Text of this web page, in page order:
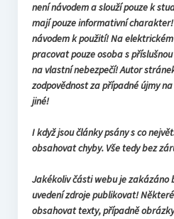
není návodem a slouží pouze k
mají pouze informativní
návodem k použití! Na
pracovat pouze osoba s
na vlastní nebezpečí! Autor
zodpovědnost za případné újmy
jiné!
I když jsou články psány s co
obsahovat chyby. Vše tedy bez
Jakékoliv části webu je zakázáno
uvedení zdroje publikovat!
obsahovat texty, případně